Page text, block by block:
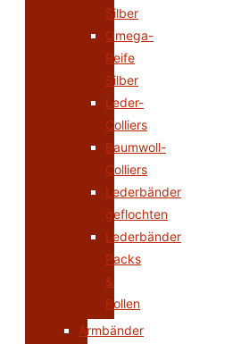
Silber
Omega-
Reife
Silber
Leder-
Colliers
Baumwoll-
Colliers
Lederbänder
geflochten
Lederbänder
Packs
&
Rollen
Armbänder